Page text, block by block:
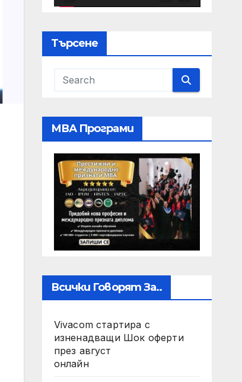
Търсене
МВА Програми
Всички Говорят За..
Vivacom стартира с
изненадващи Шок оферти
през август
онлайн